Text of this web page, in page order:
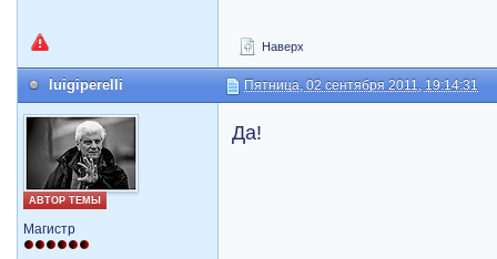
Наверх
luigiperelli Пятница, 02 сентября 2011, 19:14:31
АВТОР ТЕМЫ
Магистр
Да!